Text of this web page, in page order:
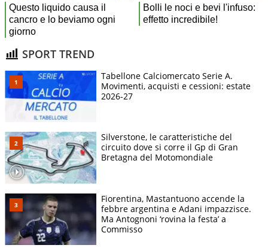
SPORT TREND
Tabellone Calciomercato Serie A.
Movimenti, acquisti e cessioni: estate
2026-27
Silverstone, le caratteristiche del
circuito dove si corre il Gp di Gran
Bretagna del Motomondiale
Fiorentina, Mastantuono accende la
febbre argentina e Adani impazzisce.
Ma Antognoni ‘rovina la festa’ a
Commisso